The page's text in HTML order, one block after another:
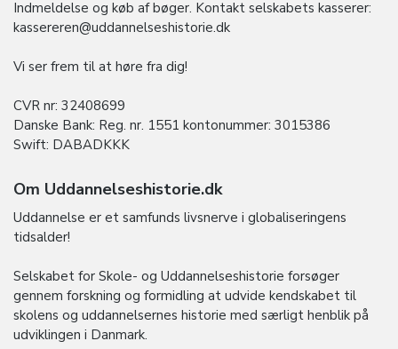
Indmeldelse og køb af bøger. Kontakt selskabets kasserer:
kassereren@uddannelseshistorie.dk
Vi ser frem til at høre fra dig!
CVR nr: 32408699
Danske Bank: Reg. nr. 1551 kontonummer: 3015386
Swift: DABADKKK
Om Uddannelseshistorie.dk
Uddannelse er et samfunds livsnerve i globaliseringens
tidsalder!
Selskabet for Skole- og Uddannelseshistorie forsøger
gennem forskning og formidling at udvide kendskabet til
skolens og uddannelsernes historie med særligt henblik på
udviklingen i Danmark.